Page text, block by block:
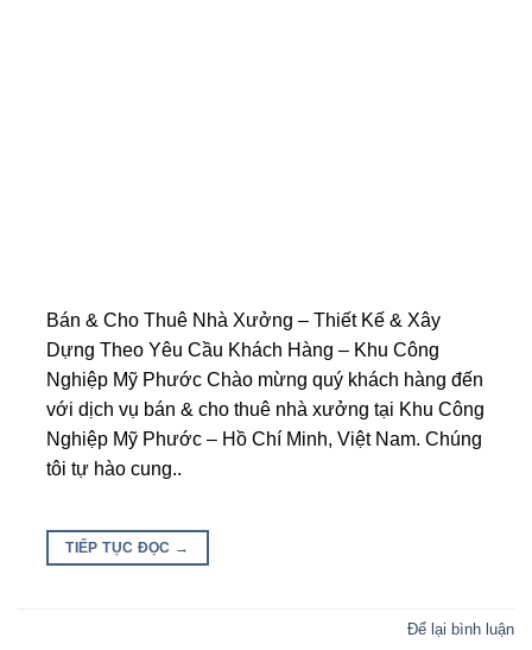
Bán & Cho Thuê Nhà Xưởng – Thiết Kế & Xây
Dựng Theo Yêu Cầu Khách Hàng – Khu Công
Nghiệp Mỹ Phước Chào mừng quý khách hàng đến
với dịch vụ bán & cho thuê nhà xưởng tại Khu Công
Nghiệp Mỹ Phước – Hồ Chí Minh, Việt Nam. Chúng
tôi tự hào cung..
TIẾP TỤC ĐỌC →
Để lại bình luận